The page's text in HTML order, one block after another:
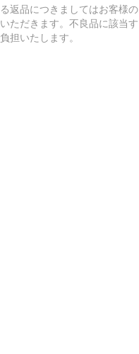
返品につきましてはお客様の
ただきます。不良品に該当す
担いたします。